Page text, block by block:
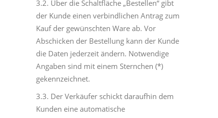
3.2. Über die Schaltfläche „Bestellen“ gibt
der Kunde einen verbindlichen Antrag zum
Kauf der gewünschten Ware ab. Vor
Abschicken der Bestellung kann der Kunde
die Daten jederzeit ändern. Notwendige
Angaben sind mit einem Sternchen (*)
gekennzeichnet.
3.3. Der Verkäufer schickt daraufhin dem
Kunden eine automatische